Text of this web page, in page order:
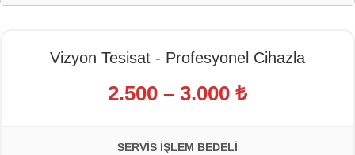
Vizyon Tesisat - Profesyonel Cihazla
2.500 – 3.000 ₺
SERVIS İŞLEM BEDELI